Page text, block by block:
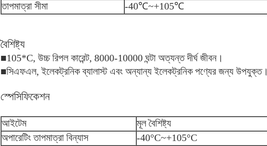
তাপমাত্রা সীমা
-40℃~+105℃
বৈশিষ্ট্য
■105*C, উচ্চ রিপল কারেন্ট, 8000-10000 ঘন্টা অত্যন্ত দীর্ঘ জীবন।
■সিএফএল, ইলেকট্রনিক ব্যালাস্ট এবং অন্যান্য ইলেকট্রনিক পণ্যের জন্য উপযুক্ত।
স্পেসিফিকেশন
আইটেম
মূল বৈশিষ্ট্য
অপারেটিং তাপমাত্রা বিন্যাস
-40°C~+105°C